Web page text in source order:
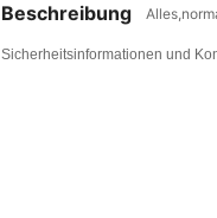
Beschreibung
Sicherheitsinformationen und